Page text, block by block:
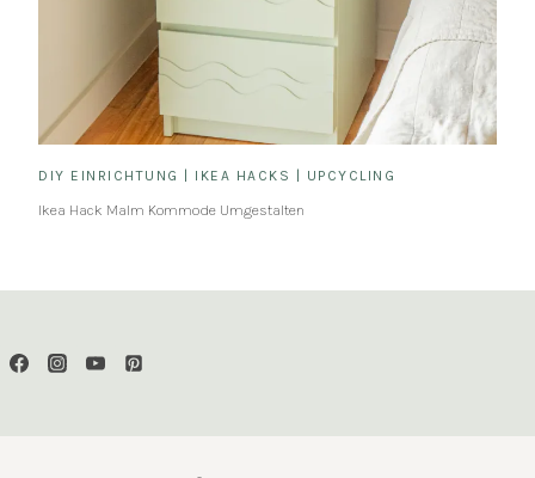
DIY EINRICHTUNG | IKEA HACKS | UPCYCLING
Ikea Hack Malm Kommode Umgestalten